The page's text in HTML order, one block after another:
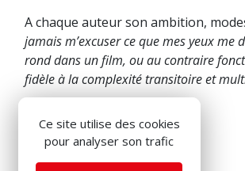
A chaque auteur son ambition,
jamais m’excuser ce que mes yeux me
rond dans un film, ou au contraire
fidèle à la complexité transitoire et
Ce site utilise des cookies
pour analyser son trafic